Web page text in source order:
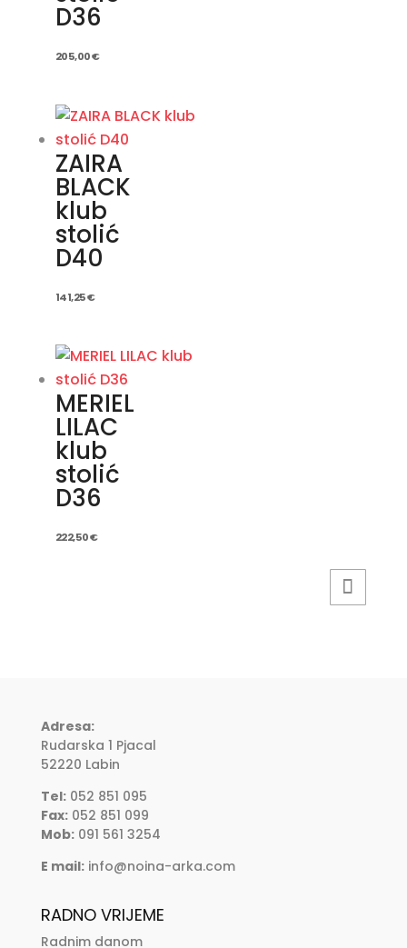
D36
205,00€
ZAIRA
BLACK
klub
stolić
D40
141,25€
MERIEL
LILAC
klub
stolić
D36
222,50€
Adresa:
Rudarska 1 Pjacal
52220 Labin
Tel:052 851 095
Fax:052 851 099
Mob:091 561 3254
E mail: info@noina-arka.com
RADNO VRIJEME
Radnim danom